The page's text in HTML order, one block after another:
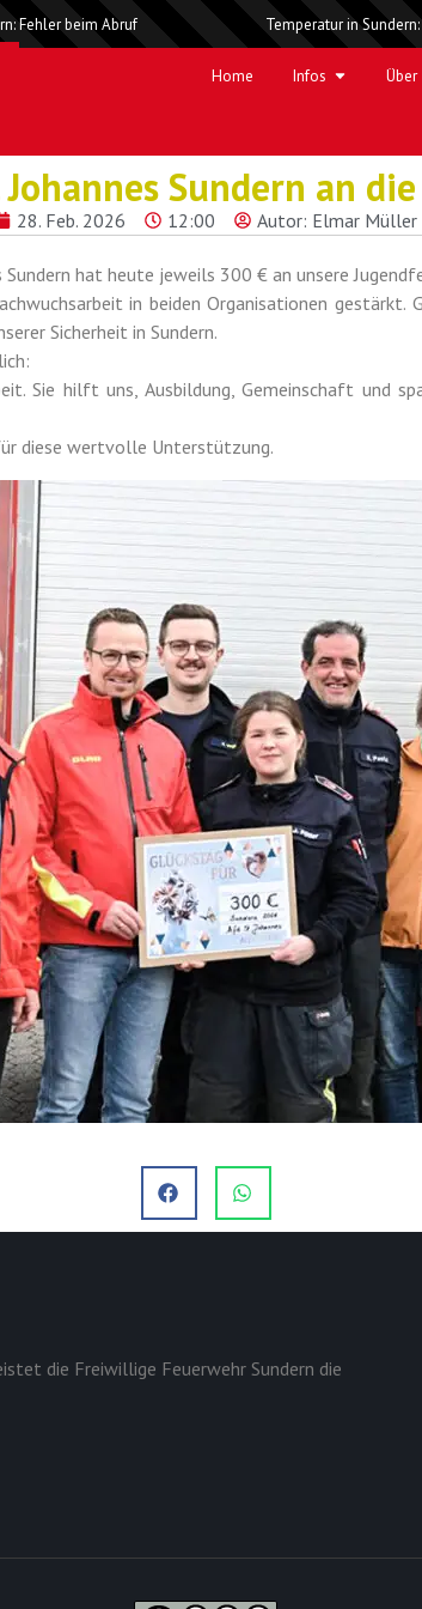
Fehler beim Abruf Temperatur in
Home Infos Über
Sundern an
28. Feb. 2026 12:00 Autor: Elmar Müller
hat heute jeweils 300 € an unsere
in beiden Organisationen gestärkt.
Sicherheit in Sundern.
Sie hilft uns, Ausbildung, Gemeinschaft und
diese wertvolle Unterstützung.
die Freiwillige Feuerwehr Sundern die